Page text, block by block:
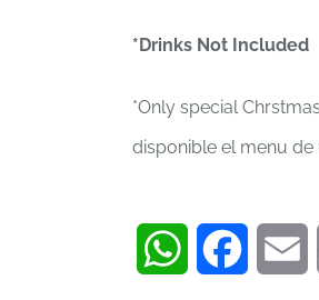
*Drinks Not Included
*Only special
disponible el menu de
WhatsApp